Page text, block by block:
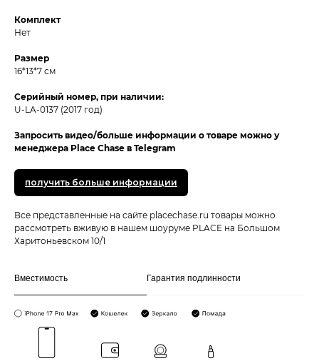
Комплект
Нет
Размер
16*13*7 см
Серийный номер, при наличии:
U-LA-0137 (2017 год)
Запросить видео/больше информации о товаре можно у
менеджера Place Chase в Telegram
получить больше информации
Все представленные на сайте placechase.ru товары можно
рассмотреть вживую в нашем шоуруме PLACE на Большом
Харитоньевском 10/1
Вместимость Гарантия подлинности